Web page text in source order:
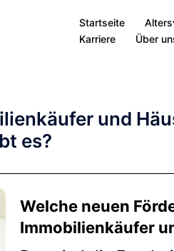
Startseite
Karriere
Über
und
es?